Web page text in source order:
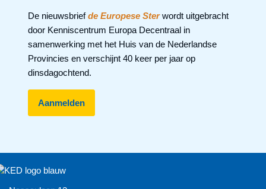
De nieuwsbriefde Europese Sterwordt uitgebracht
door Kenniscentrum Europa Decentraal in
samenwerking met het Huis van de Nederlandse
Provincies en verschijnt 40 keer per jaar op
dinsdagochtend.